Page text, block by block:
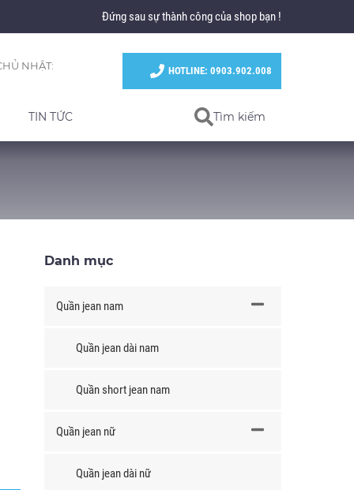
Đứng sau sự thành công của shop bạn !
NHẬT: HOTLINE: 0903.902.008
TIN TỨC Tìm kiếm
Danh mục
Quần jean nam
Quần jean dài nam
Quần short jean nam
Quần jean nữ
Quần jean dài nữ